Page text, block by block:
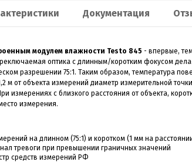
в
от
XP2
CONDTROL XP2
Лазерный дальномер CONDTROL XP2 –
старшая модель дальномера XP1.
измерений до 70 метров, точность 1,5 мм.
Новинка обладает дополнительным
измерения угла наклона, которая на
всего одного замера позволяет
горизонтальное и вертикальное
Документация
модулем влажности Testo 845 - впервые,
оптика с длинным/коротким фокусом
разрешении 75:1. Таким образом, температура
м от объекта измерений диаметр измерительной
измерениях с близкого расстояния от объекта,
измерения.
на длинном (75:1) и коротком (1 мм на
тревоги при превышении граничных значений
средств измерений РФ